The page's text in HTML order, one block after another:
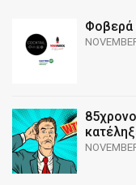
Φοβερά